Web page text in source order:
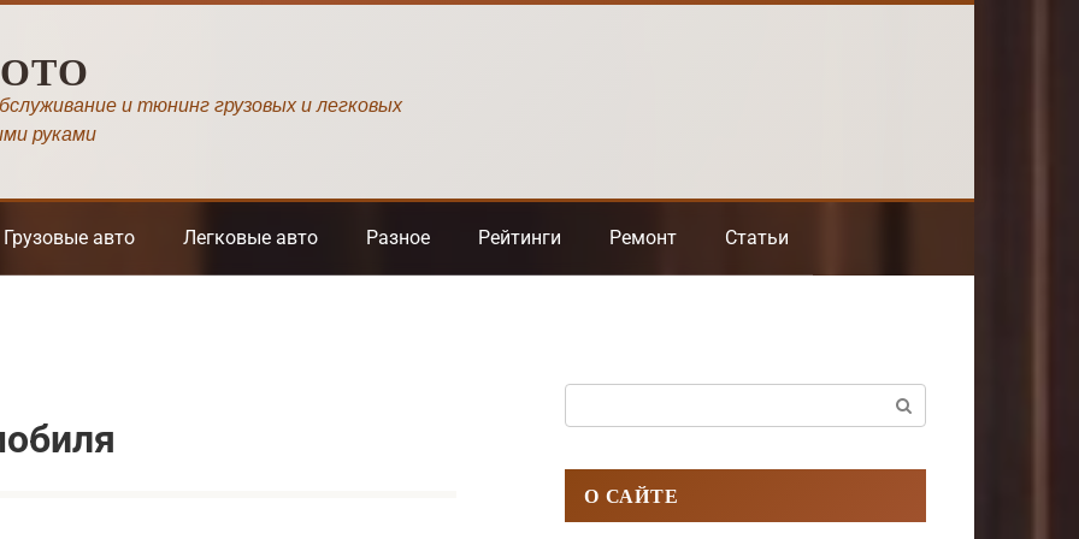
и тюнинг грузовых и легковых
руками
Грузовые авто Легковые авто Разное Рейтинги Ремонт Статьи
О САЙТЕ